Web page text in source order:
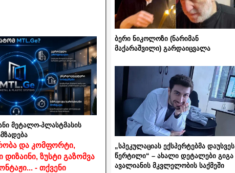
მეტალო-პლასტმასის
და კომფორტი,
ზუსტი გაზომვა
- თქვენი
ბერი ნიკოლოზი (ნარიმან
მაქარაშვილი) გარდაიცვალა
„სპეკულაციას ექსპერტებმა დაუსვეს
წერტილი“ – ახალი დეტალები გიგა
ავალიანის მკვლელობის საქმეში